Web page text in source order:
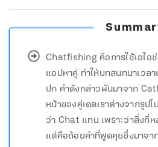
Chatfishing คือการใช้เอไอ
แอปหาคู่ ทำให้บทสนทนาเวล
ปก คำดังกล่าวผันมาจาก
หน้าของคู่เดตเราต่างจากรูป
ว่า Chat แทน เพราะว่าสิ่งที่
แต่คือถ้อยคำที่พูดคุยซึ่งมาจาก